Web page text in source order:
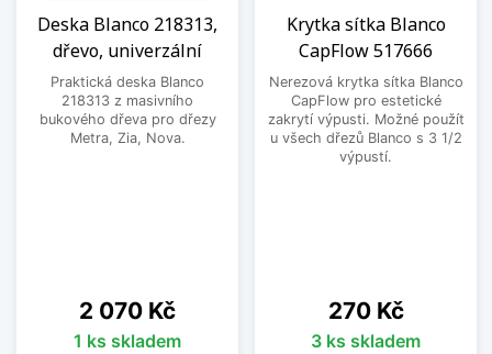
Deska Blanco 218313,
dřevo, univerzální
Praktická deska Blanco
218313 z masivního
bukového dřeva pro dřezy
Metra, Zia, Nova.
Cena
2 070 Kč
1 ks skladem
Krytka sítka Blanco
CapFlow 517666
Nerezová krytka sítka Blanco
CapFlow pro estetické
zakrytí výpusti. Možné použít
u všech dřezů Blanco s 3 1/2
výpustí.
Cena
270 Kč
3 ks skladem